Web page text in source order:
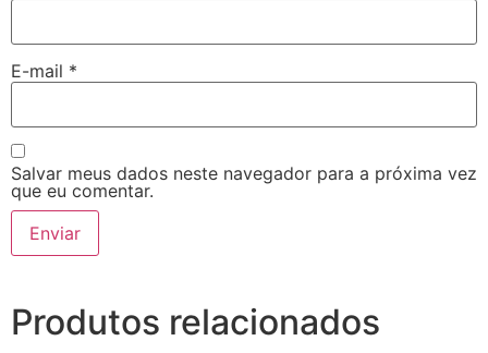
E-mail *
Salvar meus dados neste navegador para a próxima vez
que eu comentar.
Produtos relacionados